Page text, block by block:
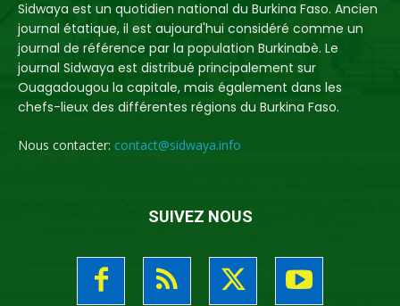
Sidwaya est un quotidien national du Burkina Faso. Ancien
journal étatique, il est aujourd'hui considéré comme un
journal de référence par la population Burkinabè. Le
journal Sidwaya est distribué principalement sur
Ouagadougou la capitale, mais également dans les
chefs-lieux des différentes régions du Burkina Faso.
Nous contacter: contact@sidwaya.info
SUIVEZ NOUS